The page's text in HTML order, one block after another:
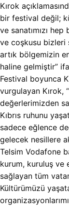
Kırok
bir festival değil;
ve sanatımızı
ve coşkusu bizleri
artık bölgemizin
haline gelmiştir”
Festival boyunca
vurgulayan Kırok,
değerlerimizden
Kıbrıs ruhunu
sadece eğlence
gelecek nesillere
Telsim Vodafone
kurum, kuruluş ve
sağlayan tüm
Kültürümüzü